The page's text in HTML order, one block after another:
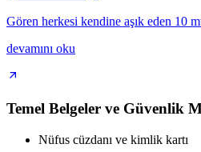
Gören herkesi kendine aşık eden 10
devamını oku
Temel Belgeler ve Güvenlik
Nüfus cüzdanı ve kimlik kartı